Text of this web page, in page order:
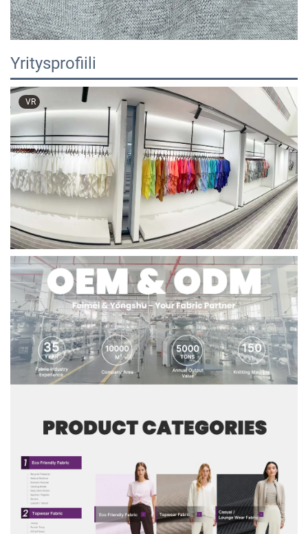
Yritysprofiili
VR